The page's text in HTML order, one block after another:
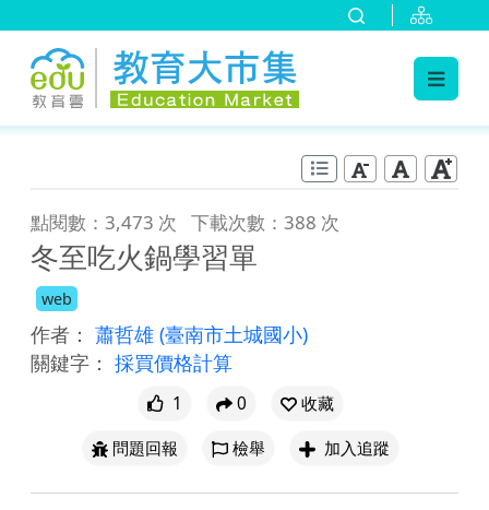
點閱數：3,473 次 下載次數：388 次
冬至吃火鍋學習單
web
作者： 蕭哲雄 (臺南市土城國小)
關鍵字： 採買價格計算
1 0
收藏
問題回報
檢舉 加入追蹤